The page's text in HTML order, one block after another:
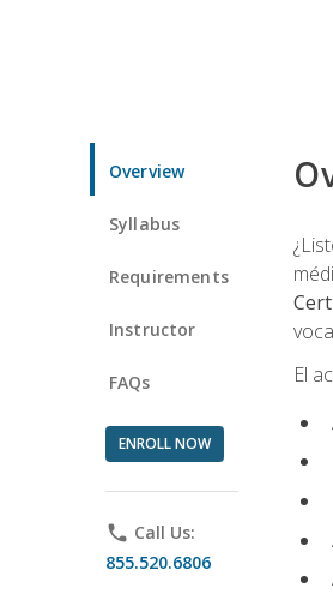
Overview
Syllabus
Requirements
Instructor
FAQs
ENROLL NOW
phone Call Us:
855.520.6806
El